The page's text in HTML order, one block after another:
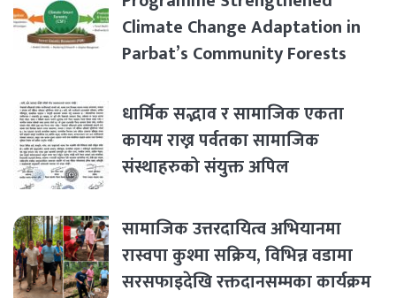
Climate Change Adaptation in
Parbat’s Community Forests
धार्मिक सद्भाव र सामाजिक एकता
कायम राख्न पर्वतका सामाजिक
संस्थाहरुको संयुक्त अपिल
सामाजिक उत्तरदायित्व अभियानमा
रास्वपा कुश्मा सक्रिय, विभिन्न वडामा
सरसफाइदेखि रक्तदानसम्मका कार्यक्रम